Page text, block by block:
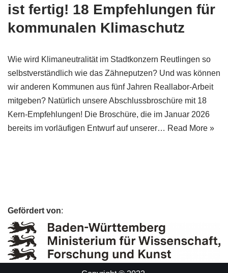
ist fertig! 18 Empfehlungen für
kommunalen Klimaschutz
Wie wird Klimaneutralität im Stadtkonzern Reutlingen so
selbstverständlich wie das Zähneputzen? Und was können
wir anderen Kommunen aus fünf Jahren Reallabor-Arbeit
mitgeben? Natürlich unsere Abschlussbroschüre mit 18
Kern-Empfehlungen! Die Broschüre, die im Januar 2026
bereits im vorläufigen Entwurf auf unserer… Read More »
Gefördert von: